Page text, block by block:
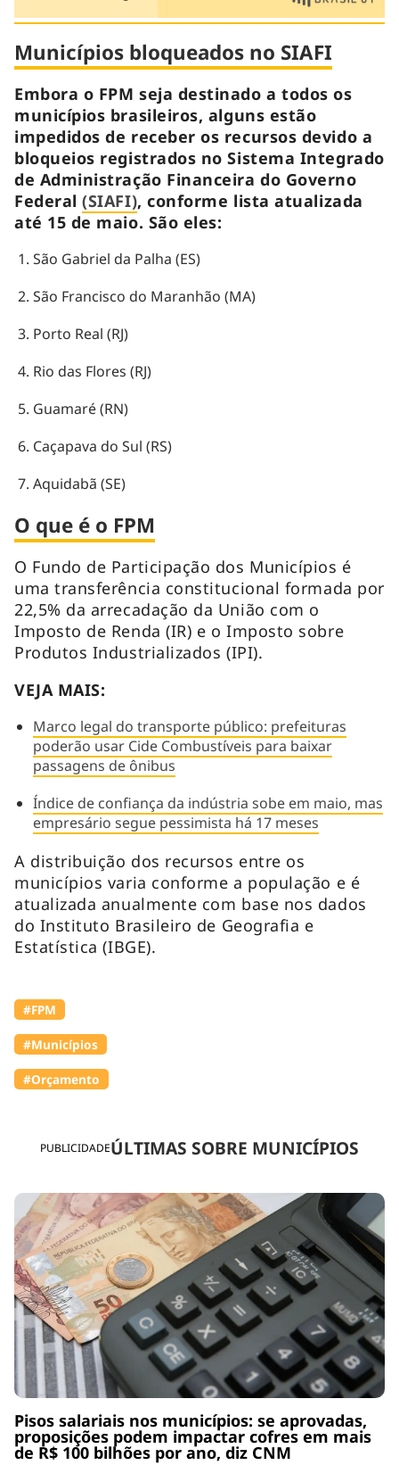
PUBLICIDADEÚLTIMAS SOBRE MUNICÍPIOS
Pisos salariais nos municípios: se aprovadas,
proposições podem impactar cofres em mais
de R$ 100 bilhões por ano, diz CNM
Municípios bloqueados no SIAFI
Embora o FPM seja destinado a todos os
municípios brasileiros, alguns estão
impedidos de receber os recursos devido a
bloqueios registrados no Sistema Integrado
de Administração Financeira do Governo
Federal(SIAFI), conforme lista atualizada
até 15 de maio. São eles:
São Gabriel da Palha (ES)
São Francisco do Maranhão (MA)
Porto Real (RJ)
Rio das Flores (RJ)
Guamaré (RN)
Caçapava do Sul (RS)
Aquidabã (SE)
O que é o FPM
O Fundo de Participação dos Municípios é
uma transferência constitucional formada por
22,5% da arrecadação da União com o
Imposto de Renda (IR) e o Imposto sobre
Produtos Industrializados (IPI).
VEJA MAIS:
Marco legal do transporte público: prefeituras
poderão usar Cide Combustíveis para baixar
passagens de ônibus
Índice de confiança da indústria sobe em maio, mas
empresário segue pessimista há 17 meses
A distribuição dos recursos entre os
municípios varia conforme a população e é
atualizada anualmente com base nos dados
do Instituto Brasileiro de Geografia e
Estatística (IBGE).
#FPM
#Municípios
#Orçamento